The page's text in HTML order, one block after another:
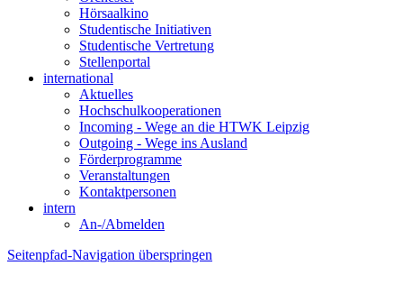
Hörsaalkino
Studentische Initiativen
Studentische Vertretung
Stellenportal
international
Aktuelles
Hochschulkooperationen
Incoming - Wege an die HTWK Leipzig
Outgoing - Wege ins Ausland
Förderprogramme
Veranstaltungen
Kontaktpersonen
intern
An-/Abmelden
Seitenpfad-Navigation überspringen